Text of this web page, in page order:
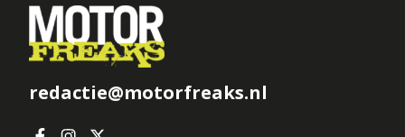
redactie@motorfreaks.nl